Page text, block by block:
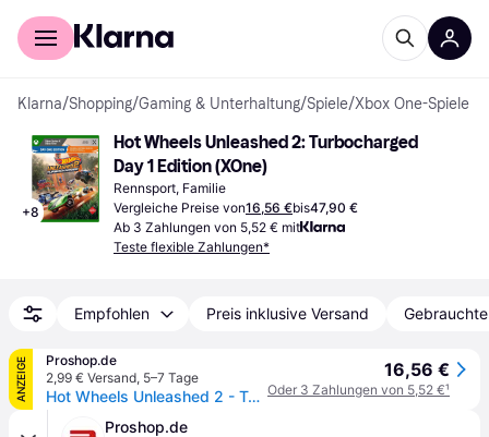
Für Shopper
Klarna/Shopping/Gaming & Unterhaltung/Spiele/Xbox One-Spiele
+8
Hot Wheels Unleashed 2: Turbocharged
Day 1 Edition (XOne)
Rennsport, Familie
Vergleiche Preise von16,56 €bis47,90 €
Ab 3 Zahlungen von 5,52 € mit
Teste flexible Zahlungen*
Empfohlen Preis inklusive Versand
ANZEIGE
Proshop.de
2,99 € Versand, 5–7 Tage
Hot Wheels Unleashed 2 - Turbocharged (Day One Edition) - Microsoft Xbox One - Rennspiel - PEGI 3
16,56 €
Oder 3 Zahlungen von 5,52 €¹
Proshop.de